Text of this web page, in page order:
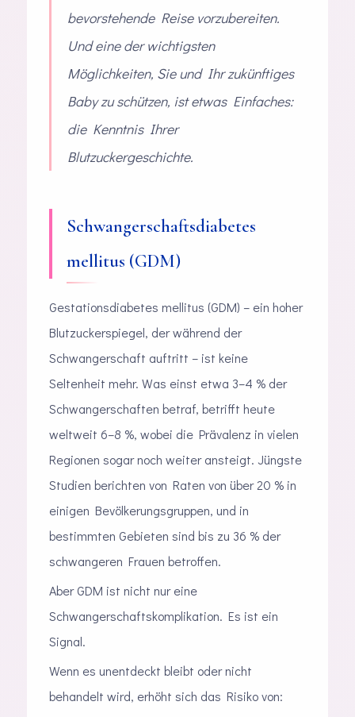
bevorstehende Reise vorzubereiten.
Und eine der wichtigsten
Möglichkeiten, Sie und Ihr zukünftiges
Baby zu schützen, ist etwas Einfaches:
die Kenntnis Ihrer
Blutzuckergeschichte.
Schwangerschaftsdiabetes
mellitus (GDM)
Gestationsdiabetes mellitus (GDM) – ein hoher
Blutzuckerspiegel, der während der
Schwangerschaft auftritt – ist keine
Seltenheit mehr. Was einst etwa 3–4 % der
Schwangerschaften betraf, betrifft heute
weltweit 6–8 %, wobei die Prävalenz in vielen
Regionen sogar noch weiter ansteigt. Jüngste
Studien berichten von Raten von über 20 % in
einigen Bevölkerungsgruppen, und in
bestimmten Gebieten sind bis zu 36 % der
schwangeren Frauen betroffen.
Aber GDM ist nicht nur eine
Schwangerschaftskomplikation. Es ist ein
Signal.
Wenn es unentdeckt bleibt oder nicht
behandelt wird, erhöht sich das Risiko von: